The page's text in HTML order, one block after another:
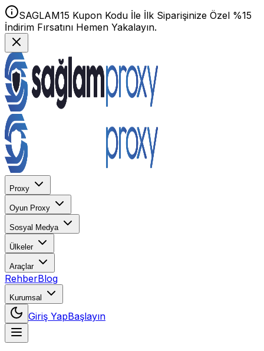
SAGLAM15 Kupon Kodu İle İlk Siparişinize Özel %15
İndirim Fırsatını Hemen Yakalayın.
Proxy
Oyun Proxy
Sosyal Medya
Ülkeler
Araçlar
RehberBlog
Kurumsal
Giriş YapBaşlayın